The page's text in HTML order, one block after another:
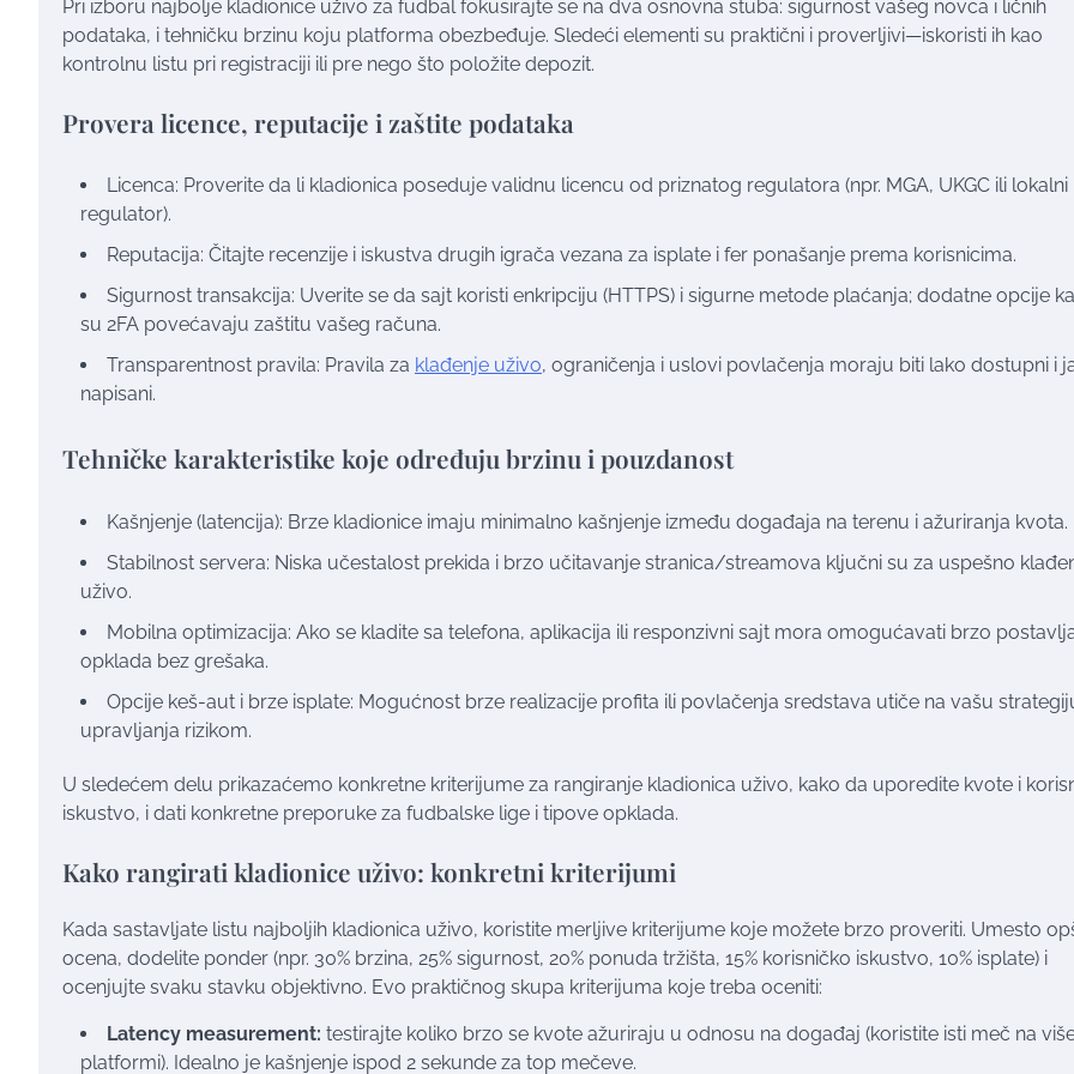
Pri izboru najbolje kladionice uživo za fudbal fokusirajte se na dva osnovna stuba: sigurnost vašeg novca i ličnih
podataka, i tehničku brzinu koju platforma obezbeđuje. Sledeći elementi su praktični i proverljivi—iskoristi ih kao
kontrolnu listu pri registraciji ili pre nego što položite depozit.
Provera licence, reputacije i zaštite podataka
Licenca: Proverite da li kladionica poseduje validnu licencu od priznatog regulatora (npr. MGA, UKGC ili lokalni
regulator).
Reputacija: Čitajte recenzije i iskustva drugih igrača vezana za isplate i fer ponašanje prema korisnicima.
Sigurnost transakcija: Uverite se da sajt koristi enkripciju (HTTPS) i sigurne metode plaćanja; dodatne opcije
su 2FA povećavaju zaštitu vašeg računa.
Transparentnost pravila: Pravila za klađenje uživo, ograničenja i uslovi povlačenja moraju biti lako dostupni i
napisani.
Tehničke karakteristike koje određuju brzinu i pouzdanost
Kašnjenje (latencija): Brze kladionice imaju minimalno kašnjenje između događaja na terenu i ažuriranja kvota.
Stabilnost servera: Niska učestalost prekida i brzo učitavanje stranica/streamova ključni su za uspešno
uživo.
Mobilna optimizacija: Ako se kladite sa telefona, aplikacija ili responzivni sajt mora omogućavati brzo
opklada bez grešaka.
Opcije keš-aut i brze isplate: Mogućnost brze realizacije profita ili povlačenja sredstava utiče na vašu
upravljanja rizikom.
U sledećem delu prikazaćemo konkretne kriterijume za rangiranje kladionica uživo, kako da uporedite kvote i
iskustvo, i dati konkretne preporuke za fudbalske lige i tipove opklada.
Kako rangirati kladionice uživo: konkretni kriterijumi
Kada sastavljate listu najboljih kladionica uživo, koristite merljive kriterijume koje možete brzo proveriti. Umesto
ocena, dodelite ponder (npr. 30% brzina, 25% sigurnost, 20% ponuda tržišta, 15% korisničko iskustvo, 10% isplate) i
ocenjujte svaku stavku objektivno. Evo praktičnog skupa kriterijuma koje treba oceniti:
Latency measurement: testirajte koliko brzo se kvote ažuriraju u odnosu na događaj (koristite isti meč na
platformi). Idealno je kašnjenje ispod 2 sekunde za top mečeve.